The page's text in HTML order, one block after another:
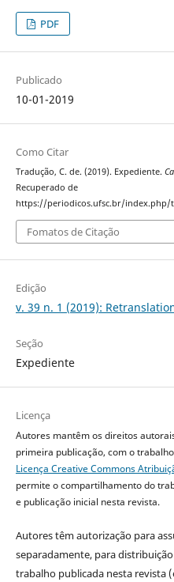
PDF
Publicado
10-01-2019
Como Citar
Tradução, C. de. (2019). Expediente.
Recuperado de
https://periodicos.ufsc.br/index.php/
Fomatos de Citação
Edição
v. 39 n. 1 (2019):
Seção
Expediente
Licença
Autores mantêm os direitos
primeira publicação, com o
Licença Creative Commons
permite o compartilhamento do
e publicação inicial nesta revista.
Autores têm autorização para
separadamente, para
trabalho publicada nesta revista